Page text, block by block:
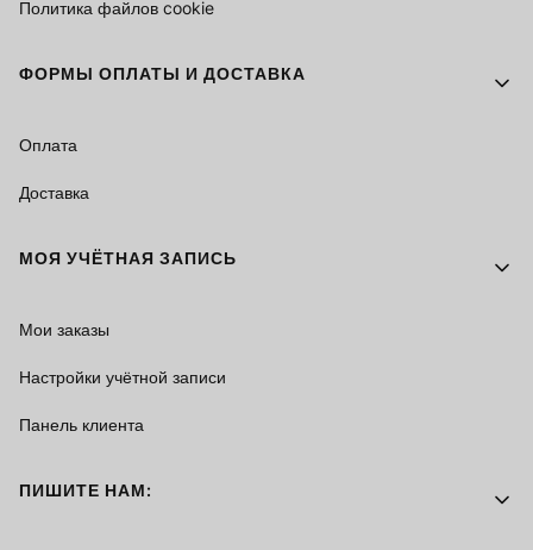
Политика файлов cookie
ФОРМЫ ОПЛАТЫ И ДОСТАВКА
Оплата
Доставка
МОЯ УЧЁТНАЯ ЗАПИСЬ
Мои заказы
Настройки учётной записи
Панель клиента
ПИШИТЕ НАМ: